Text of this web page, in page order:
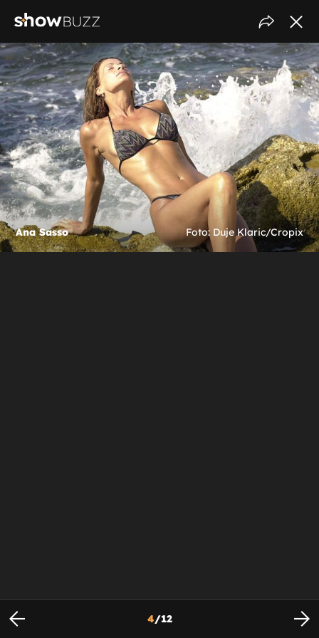
Ana Sasso Foto: Duje Klaric/Cropix
4/12